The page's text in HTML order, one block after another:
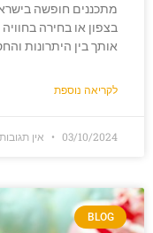
מתכננים חופשה
בצפון או בחירה
אותך בין היתרונות
לקריאה נוספת
03/10/2024 אין תגובות
BLOG